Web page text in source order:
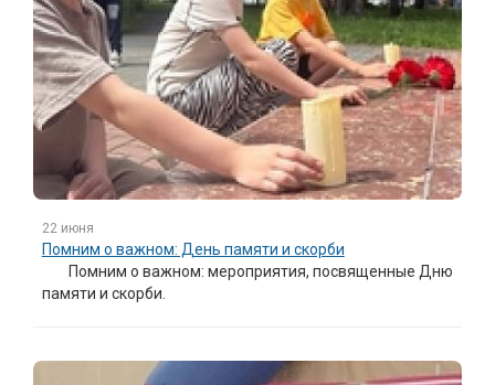
22 июня
Помним о важном: День памяти и скорби
Помним о важном: мероприятия, посвященные Дню
памяти и скорби.